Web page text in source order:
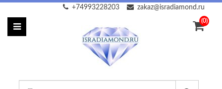
zakaz@isradiamond.ru
+74993228203
(0)